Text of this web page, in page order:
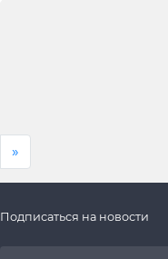
»
Подписаться на новости